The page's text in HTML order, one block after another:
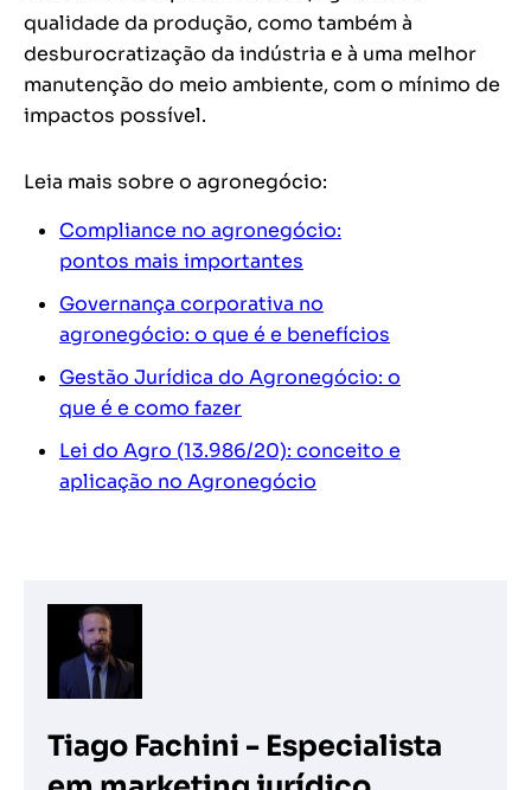
qualidade da produção, como também à
desburocratização da indústria e à uma melhor
manutenção do meio ambiente, com o mínimo de
impactos possível.
Leia mais sobre o agronegócio:
Compliance no agronegócio:
pontos mais importantes
Governança corporativa no
agronegócio: o que é e benefícios
Gestão Jurídica do Agronegócio: o
que é e como fazer
Lei do Agro (13.986/20): conceito e
aplicação no Agronegócio
Tiago Fachini - Especialista